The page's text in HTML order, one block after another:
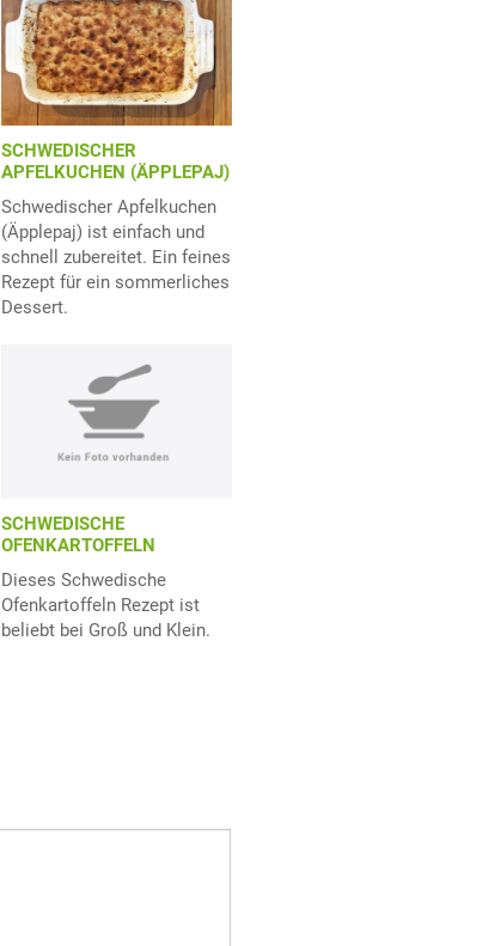
SCHWEDISCHER
APFELKUCHEN (ÄPPLEPAJ)
Schwedischer Apfelkuchen
(Äpplepaj) ist einfach und
schnell zubereitet. Ein feines
Rezept für ein sommerliches
Dessert.
SCHWEDISCHE
OFENKARTOFFELN
Dieses Schwedische
Ofenkartoffeln Rezept ist
beliebt bei Groß und Klein.